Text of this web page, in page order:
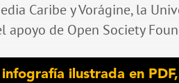
Caribe y Vorágine, la
apoyo de Open Society
ilustrada en